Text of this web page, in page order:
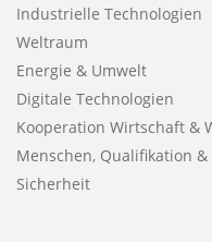
Industrielle Technologien
Weltraum
Energie & Umwelt
Digitale Technologien
Kooperation Wirtschaft &
Menschen, Qualifikation &
Sicherheit